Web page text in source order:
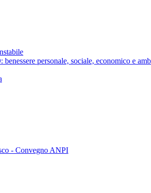
personale, sociale, economico e
- Convegno ANPI